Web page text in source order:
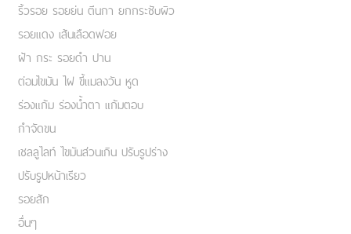
ริ้วรอย รอยย่น ตีนกา ยกกระชับผิว
รอยแดง เส้นเลือดฟอย
ฝ้า กระ รอยดำ ปาน
ต่อมไขมัน ไฝ ขี้แมลงวัน หูด
ร่องแก้ม ร่องน้ำตา แก้มตอบ
กำจัดขน
เชลลูไลท์ ไขมันส่วนเกิน ปรับรูปร่าง
ปรับรูปหน้าเรียว
รอยสัก
อื่นๆ